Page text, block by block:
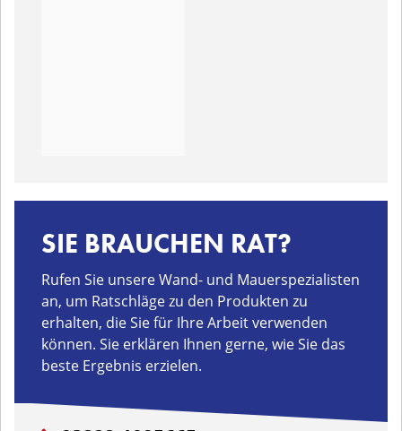
SIE BRAUCHEN RAT?
Rufen Sie unsere Wand- und Mauerspezialisten
an, um Ratschläge zu den Produkten zu
erhalten, die Sie für Ihre Arbeit verwenden
können. Sie erklären Ihnen gerne, wie Sie das
beste Ergebnis erzielen.